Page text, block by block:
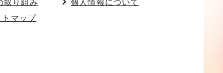
取り組み
個人情報について
トマップ